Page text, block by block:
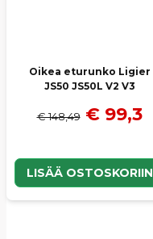
Oikea eturunko Ligier
JS50 JS50L V2 V3
€ 148,49 € 99,3
LISÄÄ OSTOSKORIIN